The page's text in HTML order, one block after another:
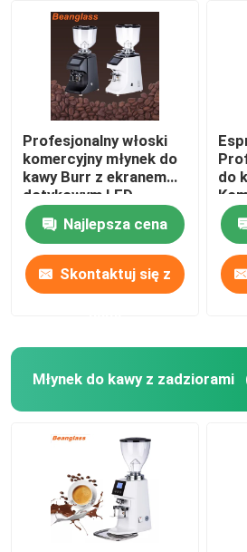
Profesjonalny włoski
komercyjny młynek do
kawy Burr z ekranem
dotykowym LED
Najlepsza cena
Skontaktuj się z
do
kawy
Młynek do kawy z zadziorami